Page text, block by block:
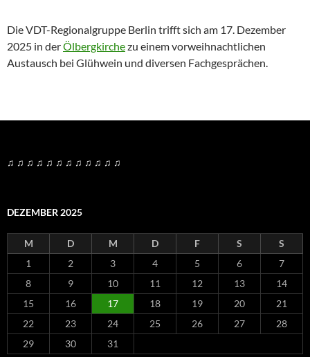
Die VDT-Regionalgruppe Berlin trifft sich am 17. Dezember
2025 in derÖlbergkirchezu einem vorweihnachtlichen
Austausch bei Glühwein und diversen Fachgesprächen.
♫ ♫ ♫ ♫ ♫ ♫ ♫ ♫ ♫ ♫ ♫ ♫
DEZEMBER 2025
M D M D F S
S
1
2 3 4 5 6
7
8
9 10 11 12 13
14
15
16 17 18 19 20
21
22
23 24 25 26 27
28
29
30
31